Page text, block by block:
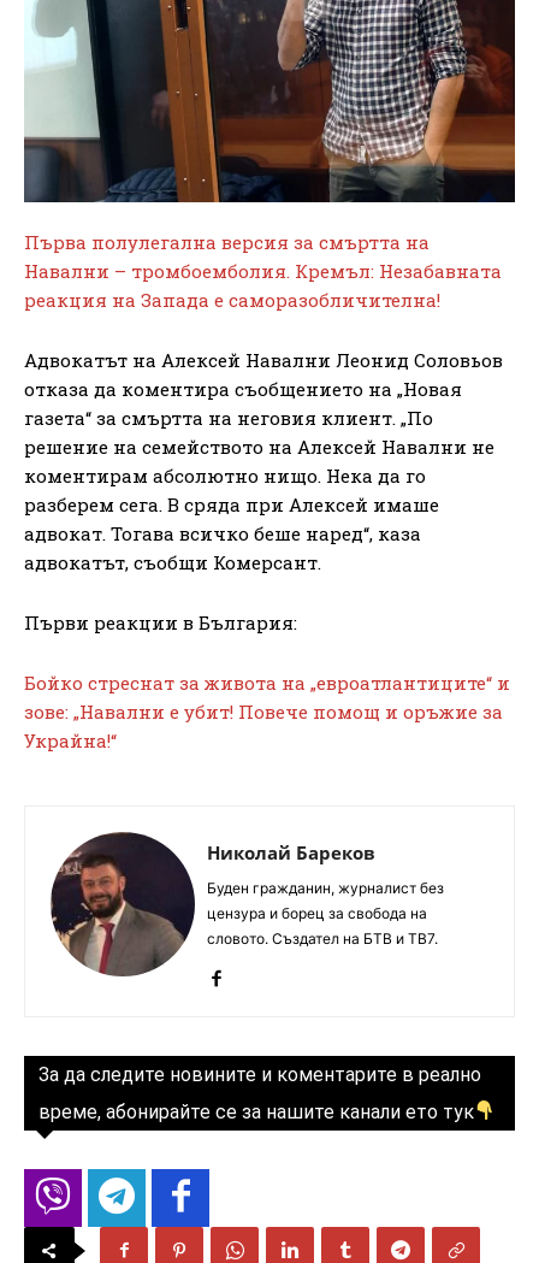
Първа полулегална версия за смъртта на
Навални – тромбоемболия. Кремъл: Незабавната
реакция на Запада е саморазобличителна!
Адвокатът на Алексей Навални Леонид Соловьов
отказа да коментира съобщението на „Новая
газета“ за смъртта на неговия клиент. „По
решение на семейството на Алексей Навални не
коментирам абсолютно нищо. Нека да го
разберем сега. В сряда при Алексей имаше
адвокат. Тогава всичко беше наред“, каза
адвокатът, съобщи Комерсант.
Първи реакции в България:
Бойко стреснат за живота на „евроатлантиците“ и
зове: „Навални е убит! Повече помощ и оръжие за
Украйна!“
Николай Бареков
Буден гражданин, журналист без
цензура и борец за свобода на
словото. Създател на БТВ и ТВ7.
За да следите новините и коментарите в реално
време, абонирайте се за нашите канали ето тук